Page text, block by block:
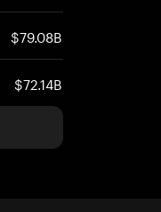
$79.08B
$72.14B